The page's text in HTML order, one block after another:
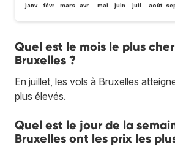
janv. févr. mars avr. mai juin juil. août
Quel est le mois le plus
Bruxelles ?
En juillet, les vols à Bruxelles
plus élevés.
Quel est le jour de la
Bruxelles ont les prix les